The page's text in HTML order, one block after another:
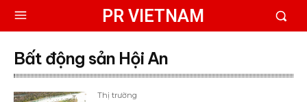
PR VIETNAM
Bất động sản Hội An
Thị trường